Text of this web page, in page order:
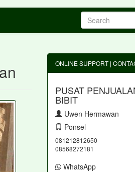
ONLINE SUPPORT |
PUSAT
BIBIT
Uwen Hermawan
Ponsel
081212812650
08568272181
WhatsApp